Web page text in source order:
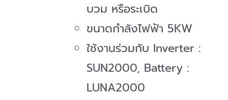
บวม หรือระเบิด
ขนาดกำลังไฟฟ้า 5KW
ใช้งานร่วมกับ Inverter :
SUN2000, Battery :
LUNA2000